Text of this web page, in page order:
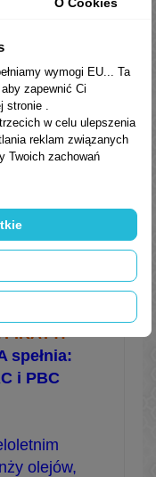
z
farbami:
A jest
i
do użycia z
plombami.
spełnia:
i PBC
olejów,
wymogi EU... Ta
zapewnić Ci
stronie .
w celu ulepszenia
reklam związanych
Twoich zachowań